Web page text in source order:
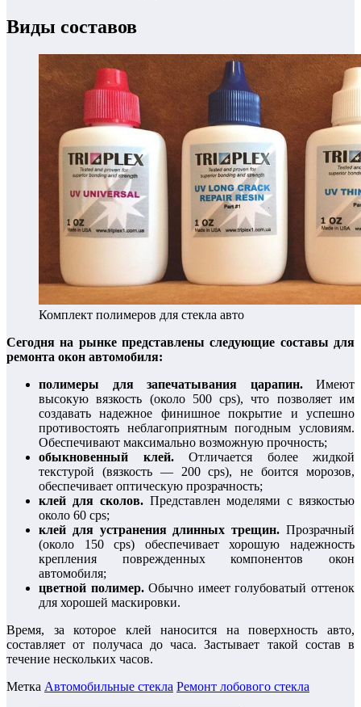
Виды составов
Комплект полимеров для стекла авто
Сегодня на рынке представлены следующие составы для
ремонта окон автомобиля:
полимеры для запечатывания царапин.Имеют
высокую вязкость (около 500 cps), что позволяет им
создавать надежное финишное покрытие и успешно
противостоять неблагоприятным погодным условиям.
Обеспечивают максимально возможную прочность;
обыкновенный клей.Отличается более жидкой
текстурой (вязкость — 200 cps), не боится морозов,
обеспечивает оптическую прозрачность;
клей для сколов.Представлен моделями с вязкостью
около 60 cps;
клей для устранения длинных трещин. Прозрачный
(около 150 cps) обеспечивает хорошую надежность
крепления поврежденных компонентов окон
автомобиля;
цветной полимер.Обычно имеет голубоватый оттенок
для хорошей маскировки.
Время, за которое клей наносится на поверхность авто,
составляет от получаса до часа. Застывает такой состав в
течение нескольких часов.
Метка Автомобильные стекла Ремонт лобового стекла